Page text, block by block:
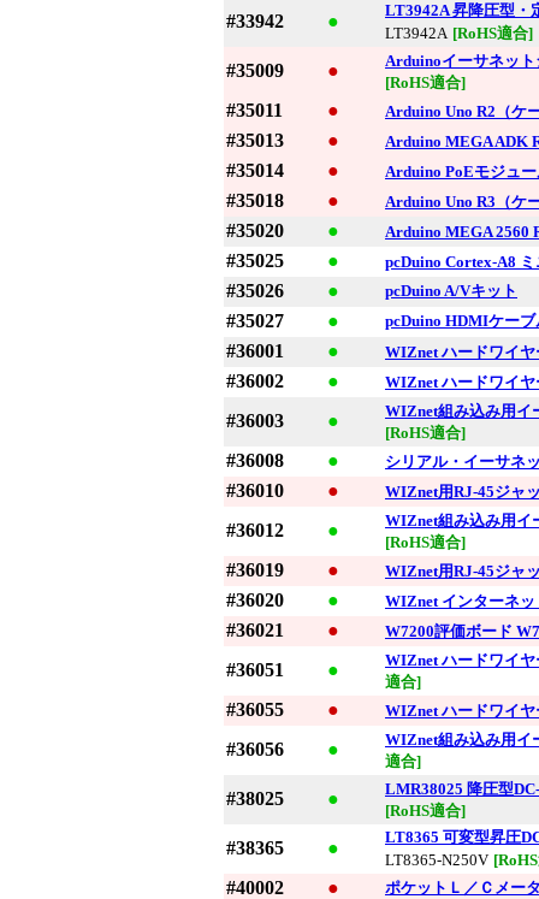
#33942 ●
LT3942A 昇降圧型・
LT3942A [RoHS適合]
#35009 ●
Arduinoイーサネット
[RoHS適合]
#35011 ● Arduino Uno R2（ケ
#35013 ● Arduino MEGA ADK
#35014 ● Arduino PoEモジュ
#35018 ● Arduino Uno R3（ケ
#35020 ● Arduino MEGA 2560
#35025 ● pcDuino Cortex-A8
#35026 ● pcDuino A/Vキット
#35027 ● pcDuino HDMIケーブ
#36001 ● WIZnet ハードワイ
#36002 ● WIZnet ハードワイ
#36003 ●
WIZnet組み込み用
[RoHS適合]
#36008 ● シリアル・イーサネ
#36010 ● WIZnet用RJ-45ジャ
#36012 ●
WIZnet組み込み用
[RoHS適合]
#36019 ● WIZnet用RJ-45ジャ
#36020 ● WIZnet インターネ
#36021 ● W7200評価ボード
#36051 ●
WIZnet ハードワイ
適合]
#36055 ● WIZnet ハードワイ
#36056 ●
WIZnet組み込み用イ
適合]
#38025 ●
LMR38025 降圧型
[RoHS適合]
#38365 ●
LT8365 可変型昇圧
LT8365-N250V
#40002 ● ポケットＬ／Ｃメー